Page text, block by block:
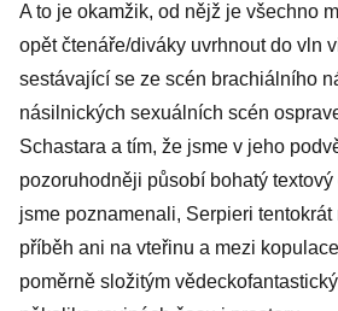
A to je okamžik, od nějž je všechno
opět čtenáře/diváky uvrhnout do vln
sestávající se ze scén brachiálního
násilnických sexuálních scén
Schastara a tím, že jsme v jeho
pozoruhodněji působí bohatý
jsme poznamenali, Serpieri
příběh ani na vteřinu a mezi
poměrně složitým